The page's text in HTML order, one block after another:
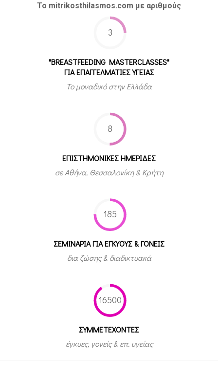
Το mitrikosthilasmos.com με αριθμούς
3
"BREASTFEEDING MASTERCLASSES"
ΓΙΑ ΕΠΑΓΓΕΛΜΑΤΙΕΣ ΥΓΕΙΑΣ
Το μοναδικό στην Ελλάδα
8
ΕΠΙΣΤΗΜΟΝΙΚΕΣ ΗΜΕΡΙΔΕΣ
σε Αθήνα, Θεσσαλονίκη & Κρήτη
185
ΣΕΜΙΝΑΡΙΑ ΓΙΑ ΕΓΚΥΟΥΣ & ΓΟΝΕΙΣ
δια ζώσης & διαδικτυακά
16500
ΣΥΜΜΕΤEΧΟΝΤΕΣ
έγκυες, γονείς & επ. υγείας